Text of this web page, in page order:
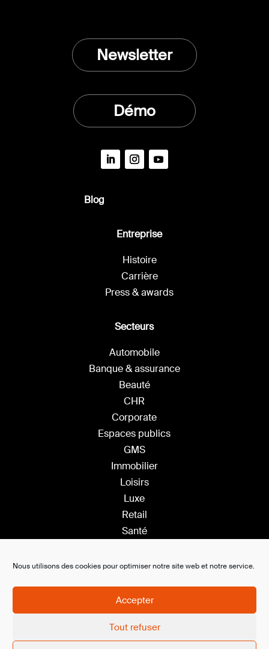
Nous utilisons des cookies pour optimiser notre site web et notre service.
Accepter
Tout refuser
Plateforme Saas
Ambiance sonore
Affichage dynamique
Secteurs
Automobile
Banque & assurance
Beauté
CHR
Corporate
Espaces publics
GMS
Immobilier
Loisirs
Luxe
Retail
Santé
Entreprise
Histoire
Carrière
Press & awards
Blog
Newsletter
Démo